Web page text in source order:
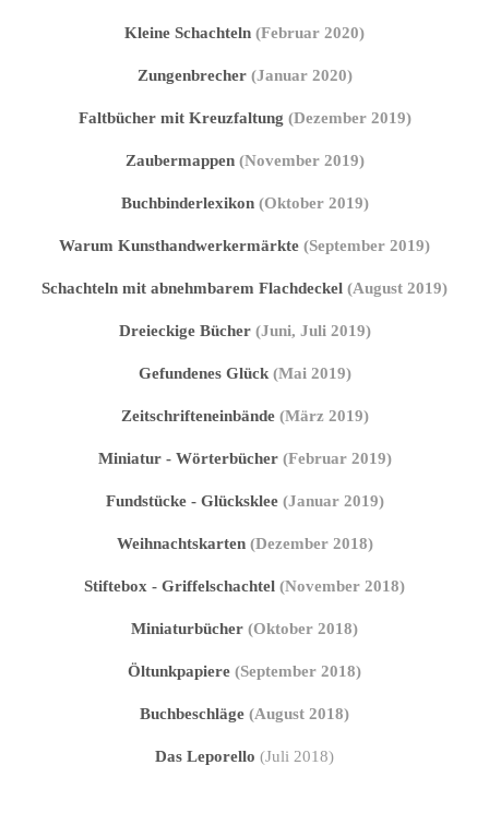
Kleine Schachteln (Februar 2020)
Zungenbrecher(Januar 2020)
Faltbücher mit Kreuzfaltung (Dezember 2019)
Zaubermappen (November 2019)
Buchbinderlexikon(Oktober 2019)
Warum Kunsthandwerkermärkte (September 2019)
Schachteln mit abnehmbarem Flachdeckel (August 2019)
Dreieckige Bücher(Juni, Juli 2019)
Gefundenes Glück (Mai 2019)
Zeitschrifteneinbände(März 2019)
Miniatur - Wörterbücher(Februar 2019)
Fundstücke - Glücksklee (Januar 2019)
Weihnachtskarten(Dezember 2018)
Stiftebox - Griffelschachtel (November 2018)
Miniaturbücher (Oktober 2018)
Öltunkpapiere (September 2018)
Buchbeschläge (August 2018)
Das Leporello (Juli 2018)